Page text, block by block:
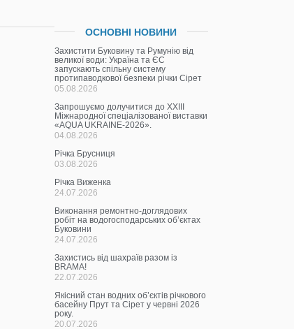
ОСНОВНІ НОВИНИ
Захистити Буковину та Румунію від
великої води: Україна та ЄС
запускають спільну систему
протипаводкової безпеки річки Сірет
05.08.2026
Запрошуємо долучитися до ХХІІІ
Міжнародної спеціалізованої виставки
«AQUA UKRAINE-2026».
04.08.2026
Річка Брусниця
03.08.2026
Річка Виженка
24.07.2026
Виконання ремонтно-доглядових
робіт на водогосподарських об’єктах
Буковини
24.07.2026
Захистись від шахраїв разом із
BRAMA!
22.07.2026
Якісний стан водних об’єктів річкового
басейну Прут та Сірет у червні 2026
року.
20.07.2026